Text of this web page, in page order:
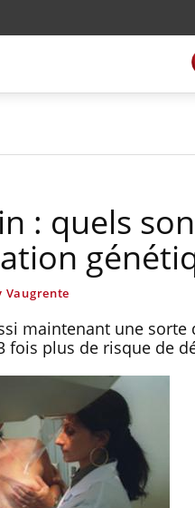
: quels
Vaugrente
maintenant une
fois plus de risque de